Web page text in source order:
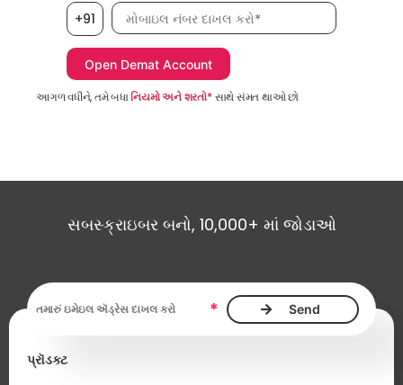
+91 મોબાઇલ નંબર, જરૂરી છે
આગળ વધીને, તમે બધાનિયમો અને શરતો*સાથે સંમત થાઓ છો
સબસ્ક્રાઇબર બનો, 10,000+ માં જોડાઓ
ઇમેઇલ ઍડ્રેસ આવશ્યક છે *
પ્રૉડક્ટ